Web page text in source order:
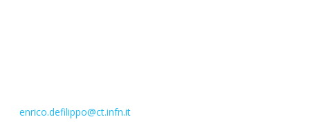
enrico.defilippo@ct.infn.it